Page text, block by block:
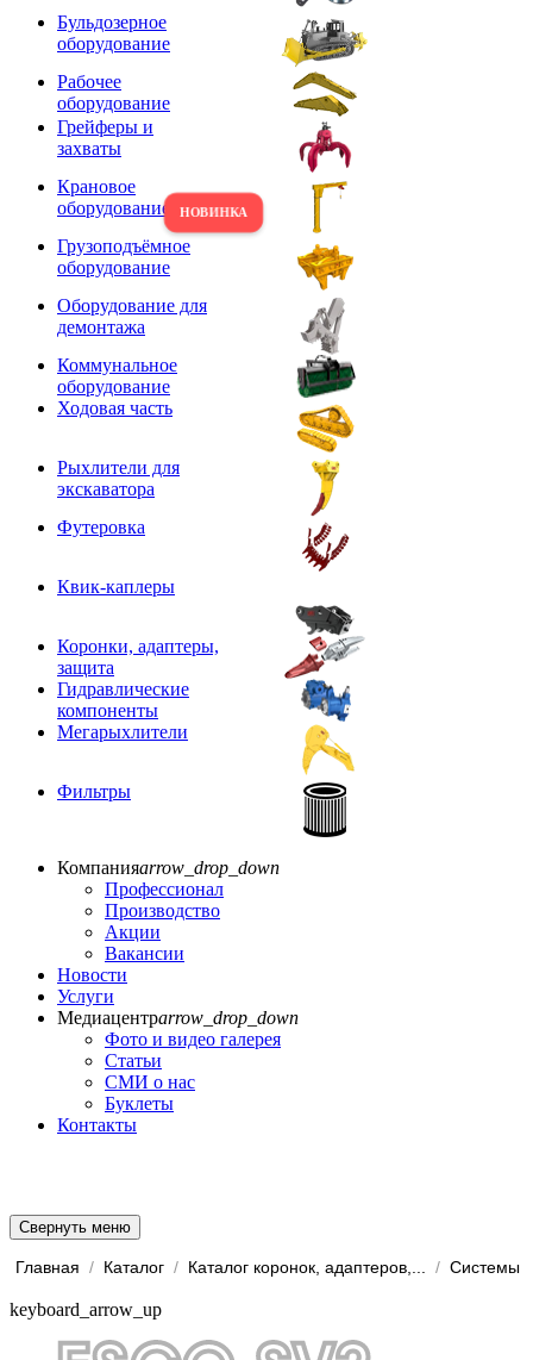
Бульдозерное
оборудование
Рабочее
оборудование
Грейферы и
захваты
Крановое
оборудование
Грузоподъёмное
оборудование
Оборудование для
демонтажа
Коммунальное
оборудование
Ходовая часть
Рыхлители для
экскаватора
Футеровка
Квик-каплеры
Коронки, адаптеры,
защита
Гидравлические
компоненты
Мегарыхлители
Фильтры
Компанияarrow_drop_down
Профессионал
Производство
Акции
Вакансии
Новости
Услуги
Медиацентрarrow_drop_down
Фото и видео галерея
Статьи
СМИ о нас
Буклеты
Контакты
Свернуть меню
Главная / Каталог / Каталог коронок, адаптеров,... /
keyboard_arrow_up